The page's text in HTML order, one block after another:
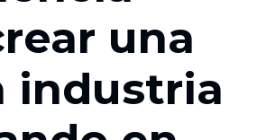
una
industria